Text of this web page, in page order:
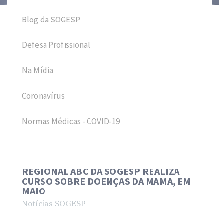
Blog da SOGESP
Defesa Profissional
Na Mídia
Coronavírus
Normas Médicas - COVID-19
REGIONAL ABC DA SOGESP REALIZA
CURSO SOBRE DOENÇAS DA MAMA, EM
MAIO
Notícias SOGESP